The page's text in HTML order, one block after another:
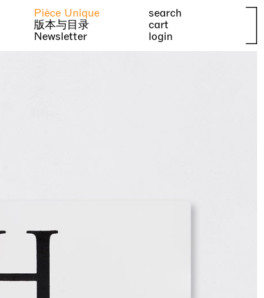
Pièce Unique
版本与目录
Newsletter
search
cart
login